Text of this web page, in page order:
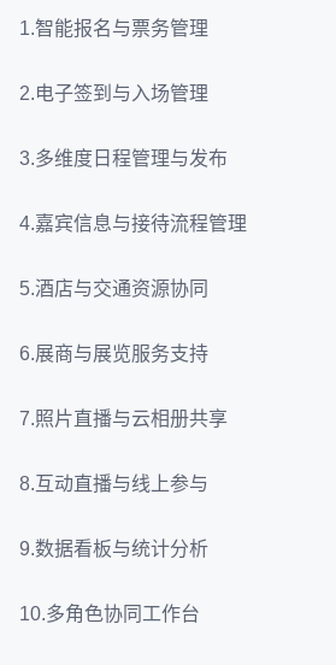
1.智能报名与票务管理
2.电子签到与入场管理
3.多维度日程管理与发布
4.嘉宾信息与接待流程管理
5.酒店与交通资源协同
6.展商与展览服务支持
7.照片直播与云相册共享
8.互动直播与线上参与
9.数据看板与统计分析
10.多角色协同工作台